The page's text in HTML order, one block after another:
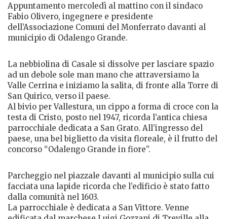
Appuntamento mercoledì al mattino con il sindaco
Fabio Olivero, ingegnere e presidente
dell’Associazione Comuni del Monferrato davanti al
municipio di Odalengo Grande.
La nebbiolina di Casale si dissolve per lasciare spazio
ad un debole sole man mano che attraversiamo la
Valle Cerrina e iniziamo la salita, di fronte alla Torre di
San Quirico, verso il paese.
Al bivio per Vallestura, un cippo a forma di croce con la
testa di Cristo, posto nel 1947, ricorda l’antica chiesa
parrocchiale dedicata a San Grato. All’ingresso del
paese, una bel biglietto da visita floreale, è il frutto del
concorso “Odalengo Grande in fiore”.
Parcheggio nel piazzale davanti al municipio sulla cui
facciata una lapide ricorda che l’edificio è stato fatto
dalla comunità nel 1603.
La parrocchiale è dedicata a San Vittore. Venne